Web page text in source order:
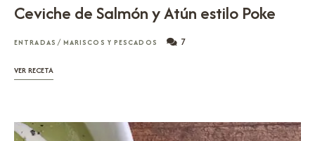
Ceviche de Salmón y Atún estilo Poke
ENTRADAS / MARISCOS Y PESCADOS 7
VER RECETA